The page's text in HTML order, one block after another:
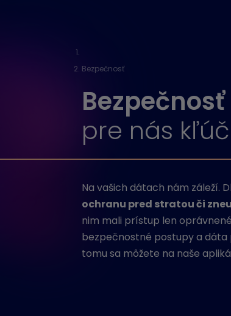
Bezpečnosť
pre nás
Na vašich dátach nám záleží.
ochranu pred stratou či
nim mali prístup len
bezpečnostné postupy a dáta
tomu sa môžete na naše